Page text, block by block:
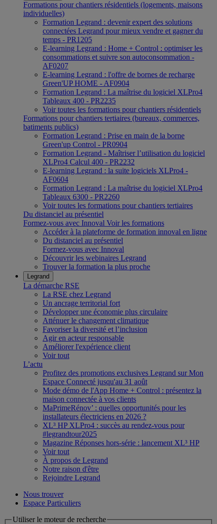
Formations pour chantiers résidentiels (logements, maisons
individuelles)
Formation Legrand : devenir expert des solutions
connectées Legrand pour mieux vendre et gagner du
temps - PR1205
E-learning Legrand : Home + Control : optimiser les
consommations et suivre son autoconsommation -
AF0207
E-learning Legrand : l'offre de bornes de recharge
Green'UP HOME - AF0904
Formation Legrand : La maîtrise du logiciel XLPro4
Tableaux 400 - PR2235
Voir toutes les formations pour chantiers résidentiels
Formations pour chantiers tertiaires (bureaux, commerces,
batiments publics)
Formation Legrand : Prise en main de la borne
Green'up Control - PR0904
Formation Legrand - Maîtriser l’utilisation du logiciel
XLPro4 Calcul 400 - PR2232
E-learning Legrand : la suite logiciels XLPro4 -
AF0604
Formation Legrand : La maîtrise du logiciel XLPro4
Tableaux 6300 - PR2260
Voir toutes les formations pour chantiers tertiaires
Du distanciel au présentiel
Formez-vous avec Innoval Voir les formations
Accéder à la plateforme de formation innoval en ligne
Du distanciel au présentiel
Formez-vous avec Innoval
Découvrir les webinaires Legrand
Trouver la formation la plus proche
Legrand
La démarche RSE
La RSE chez Legrand
Un ancrage territorial fort
Développer une économie plus circulaire
Atténuer le changement climatique
Favoriser la diversité et l’inclusion
Agir en acteur responsable
Améliorer l'expérience client
Voir tout
L’actu
Profitez des promotions exclusives Legrand sur Mon
Espace Connecté jusqu'au 31 août
Mode démo de l'App Home + Control : présentez la
maison connectée à vos clients
MaPrimeRénov’ : quelles opportunités pour les
installateurs électriciens en 2026 ?
XL³ HP XLPro4 : succès au rendez-vous pour
#legrandtour2025
Magazine Réponses hors-série : lancement XL³ HP
Voir tout
À propos de Legrand
Notre raison d'être
Rejoindre Legrand
Nous trouver
Espace Particuliers
Utiliser le moteur de recherche